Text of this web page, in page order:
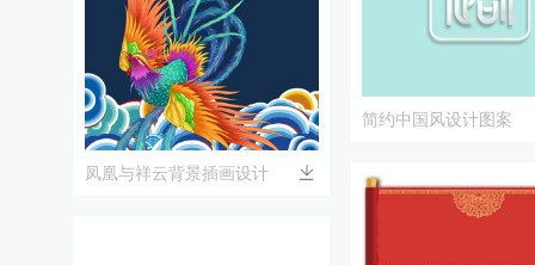
凤凰与祥云背景插画设计
简约中国风设计图案